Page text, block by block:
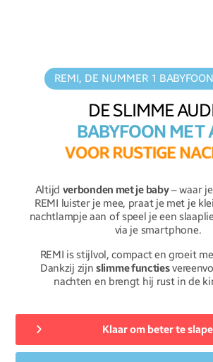
REMI, DE NUMMER 1
DE SLIMME
BABYFOON MET
VOORRUSTIGENA
Altijd verbonden met je baby– waar
REMI luister je mee, praat je met je
nachtlampje aan of speel je een
via je smartphone.
REMI is stijlvol, compact en groeit
Dankzij zijnslimme functies
nachten en brengt hij rust in de
Klaar om beter te